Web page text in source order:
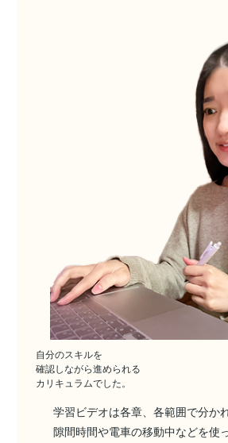
自分のスキルを
確認しながら進められる
カリキュラムでした。
学習ビデオは各章、各範囲で分か
隙間時間や電車の移動中などを使